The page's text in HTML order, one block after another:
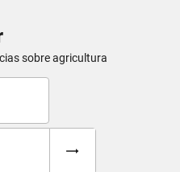
sobre agricultura